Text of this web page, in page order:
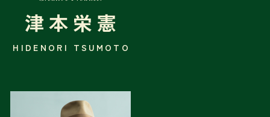
津本栄憲
HIDENORI TSUMOTO